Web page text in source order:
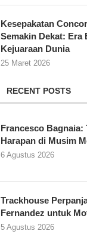
Kesepakatan
Semakin Dekat: Era
Kejuaraan Dunia
25 Maret 2026
RECENT POSTS
Francesco Bagnaia:
Harapan di Musim
6 Agustus 2026
Trackhouse
Fernandez untuk
5 Agustus 2026